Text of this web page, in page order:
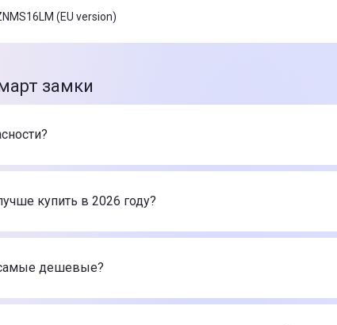
(EU version)
замки
безопасности в интернет-магазине Цитрус
03AQ/A- 2 899 ₴
купить в 2026 году?
в 2026 году по мнению интернет-магазина Цитрус
03AQ/A- 2 899 ₴
самые дешевые?
безопасности